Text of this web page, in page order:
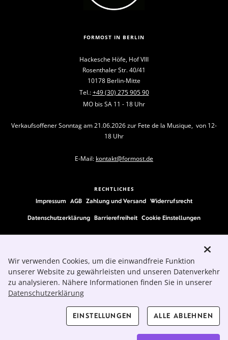
FORMOST IN BERLIN
Hackesche Höfe, Hof VIII
Rosenthaler Str. 40/41
10178 Berlin-Mitte
Tel.:+49 (30) 275 905 90
MO bis SA 11 - 18 Uhr
Verkaufsoffener Sonntag am 21.06.2026 zur Fete de la Musique, von 12-
18 Uhr
E-Mail: kontakt@formost.de
RECHTLICHES
Impressum AGB Zahlung und Versand Widerrufsrecht
Datenschutzerklärung Barrierefreiheit Cookie Einstellungen
Wir verwenden Cookies, um die einwandfreie Funktion
unserer Website zu gewährleisten und unseren Datenverkehr
zu analysieren. Nähere Informationen finden Sie in unserer
Datenschutzerklärung
EINSTELLUNGEN ALLE ABLEHNEN